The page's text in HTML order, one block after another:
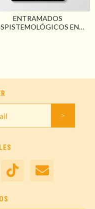
ENTRAMADOS
EN